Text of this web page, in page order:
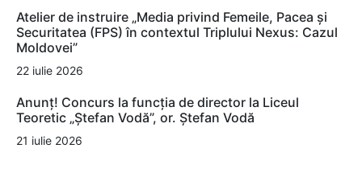
Atelier de instruire „Media privind Femeile, Pacea și
Securitatea (FPS) în contextul Triplului Nexus: Cazul
Moldovei”
22 iulie 2026
Anunț! Concurs la funcția de director la Liceul
Teoretic „Ștefan Vodă”, or. Ștefan Vodă
21 iulie 2026